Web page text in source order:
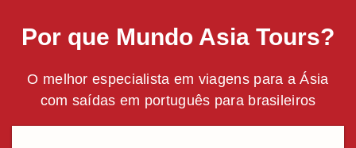
Por que Mundo Asia Tours?
O melhor especialista em viagens para a Ásia
com saídas em português para brasileiros